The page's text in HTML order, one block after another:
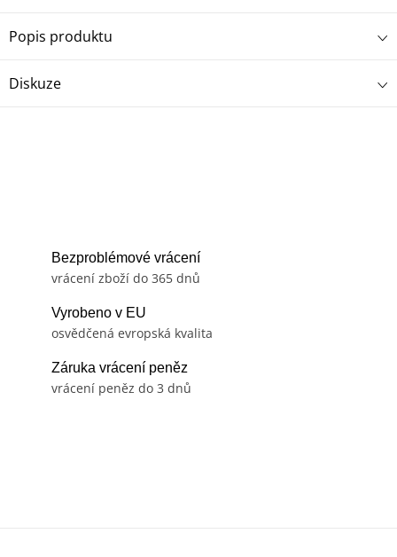
Popis produktu
Diskuze
Bezproblémové vrácení
vrácení zboží do 365 dnů
Vyrobeno v EU
osvědčená evropská kvalita
Záruka vrácení peněz
vrácení peněz do 3 dnů